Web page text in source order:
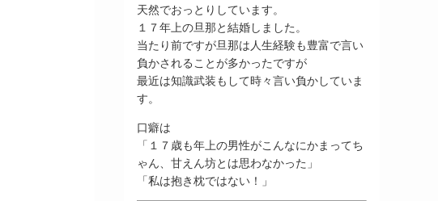
天然でおっとりしています。
１７年上の旦那と結婚しました。
当たり前ですが旦那は人生経験も豊富で言い
負かされることが多かったですが
最近は知識武装もして時々言い負かしていま
す。
口癖は
「１７歳も年上の男性がこんなにかまってち
ゃん、甘えん坊とは思わなかった」
「私は抱き枕ではない！」